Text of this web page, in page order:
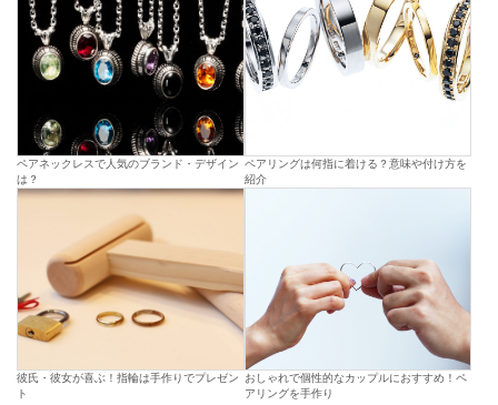
ペアネックレスで人気のブランド・デザイン
は？
ペアリングは何指に着ける？意味や付け方を
紹介
彼氏・彼女が喜ぶ！指輪は手作りでプレゼン
ト
おしゃれで個性的なカップルにおすすめ！ペ
アリングを手作り